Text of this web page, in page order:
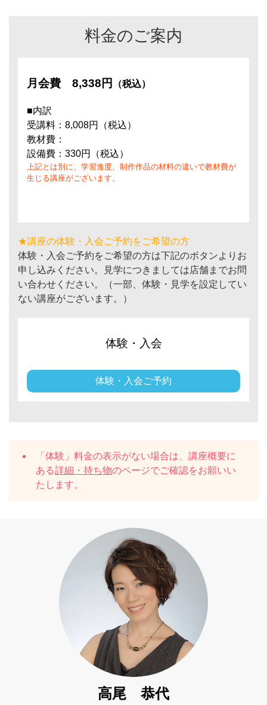
料金のご案内
月会費 8,338円 （税込）
■内訳
受講料：8,008円（税込）
教材費：
設備費：330円（税込）
上記とは別に、学習進度、制作作品の材料の違いで教材費が
生じる講座がございます。
★講座の体験・入会ご予約をご希望の方
体験・入会ご予約をご希望の方は下記のボタンよりお
申し込みください。見学につきましては店舗までお問
い合わせください。（一部、体験・見学を設定してい
ない講座がございます。）
体験・入会
体験・入会ご予約
「体験」料金の表示がない場合は、講座概要に
ある詳細・持ち物のページでご確認をお願いい
たします。
高尾 恭代